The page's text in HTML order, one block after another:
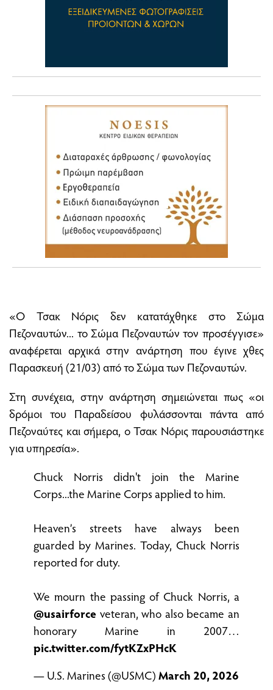
«Ο Τσακ Νόρις δεν κατατάχθηκε στο Σώμα
Πεζοναυτών... το Σώμα Πεζοναυτών τον προσέγγισε»
αναφέρεται αρχικά στην ανάρτηση που έγινε χθες
Παρασκευή (21/03) από το Σώμα των Πεζοναυτών.
Στη συνέχεια, στην ανάρτηση σημειώνεται πως «οι
δρόμοι του Παραδείσου φυλάσσονται πάντα από
Πεζοναύτες και σήμερα, ο Τσακ Νόρις παρουσιάστηκε
για υπηρεσία».
Chuck Norris didn't join the Marine
Corps...the Marine Corps applied to him.
Heaven’s streets have always been
guarded by Marines. Today, Chuck Norris
reported for duty.
We mourn the passing of Chuck Norris, a
@usairforce veteran, who also became an
honorary Marine in 2007…
pic.twitter.com/fytKZxPHcK
— U.S. Marines (@USMC)March 20, 2026